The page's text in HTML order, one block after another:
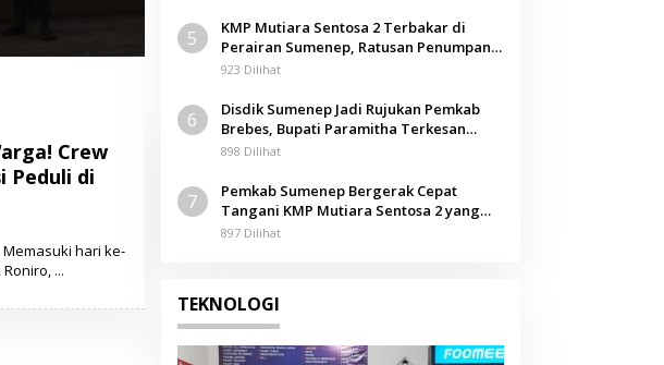
Crew
Peduli di
Memasuki hari ke-
Roniro,
5
KMP Mutiara Sentosa 2 Terbakar di
Perairan Sumenep, Ratusan Penumpang
Dievakuasi
923 Dilihat
6
Disdik Sumenep Jadi Rujukan Pemkab
Brebes, Bupati Paramitha Terkesan
Pendidikan Berbasis Budaya
898 Dilihat
7
Pemkab Sumenep Bergerak Cepat
Tangani KMP Mutiara Sentosa 2 yang
Terbakar
897 Dilihat
TEKNOLOGI